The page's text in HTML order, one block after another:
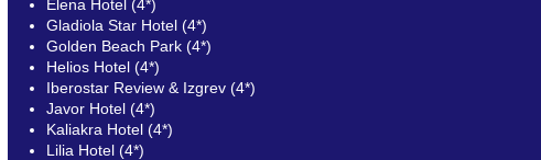
Elena Hotel (4*)
Gladiola Star Hotel (4*)
Golden Beach Park (4*)
Helios Hotel (4*)
Iberostar Review & Izgrev (4*)
Javor Hotel (4*)
Kaliakra Hotel (4*)
Lilia Hotel (4*)